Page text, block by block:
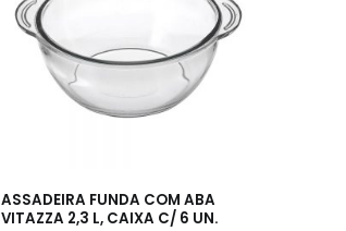
ASSADEIRA FUNDA COM ABA
VITAZZA 2,3 L, CAIXA C/ 6 UN.